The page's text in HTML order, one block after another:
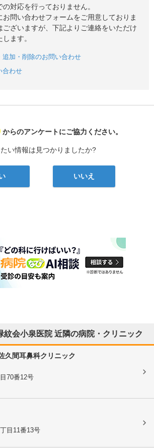
対応を行っておりません。
お問い合わせフォームをご用意しておりま
ございますが、下記よりご連絡をいただけ
ます。
追加・削除のお問い合わせ
合わせ
病院なび
からのアンケートにご協力ください。
い情報は見つかりましたか?
いいえ
紋会小泉医院近隣の病院・クリニック
久間耳鼻科クリニック
70番12号
目11番13号